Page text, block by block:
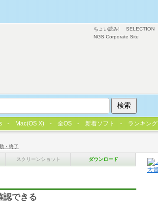
・終了
スクリーンショット ダウンロード
認できる
ちょい読み! SELECTION
NGS Corporate Site
Mac(OS X) 全OS 新着ソフト ランキング